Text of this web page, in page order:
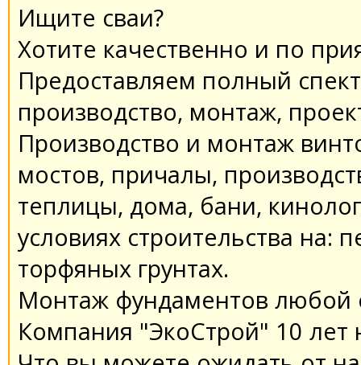
Ищите сваи?
Хотите качественно и по
Предоставляем полный
производство, монтаж,
Производство и монтаж
мостов, причалы,
теплицы, дома, бани,
условиях строительства на:
торфяных грунтах.
Монтаж фундаментов любой
Компания "ЭкоСтрой" 10 лет